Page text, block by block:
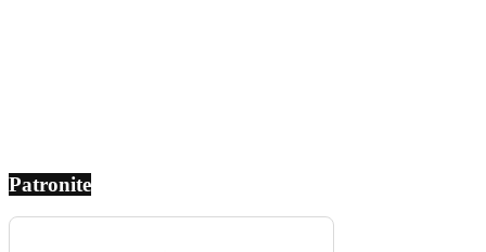
Patronite